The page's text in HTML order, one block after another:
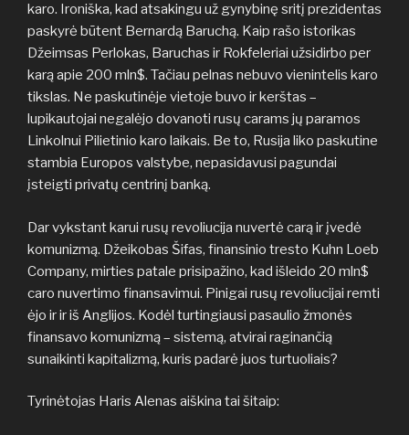
karo. Ironiška, kad atsakingu už gynybinę sritį prezidentas
paskyrė būtent Bernardą Baruchą. Kaip rašo istorikas
Džeimsas Perlokas, Baruchas ir Rokfeleriai užsidirbo per
karą apie 200 mln$. Tačiau pelnas nebuvo vienintelis karo
tikslas. Ne paskutinėje vietoje buvo ir kerštas –
lupikautojai negalėjo dovanoti rusų carams jų paramos
Linkolnui Pilietinio karo laikais. Be to, Rusija liko paskutine
stambia Europos valstybe, nepasidavusi pagundai
įsteigti privatų centrinį banką.
Dar vykstant karui rusų revoliucija nuvertė carą ir įvedė
komunizmą. Džeikobas Šifas, finansinio tresto Kuhn Loeb
Company, mirties patale prisipažino, kad išleido 20 mln$
caro nuvertimo finansavimui. Pinigai rusų revoliucijai remti
ėjo ir ir iš Anglijos. Kodėl turtingiausi pasaulio žmonės
finansavo komunizmą – sistemą, atvirai raginančią
sunaikinti kapitalizmą, kuris padarė juos turtuoliais?
Tyrinėtojas Haris Alenas aiškina tai šitaip: